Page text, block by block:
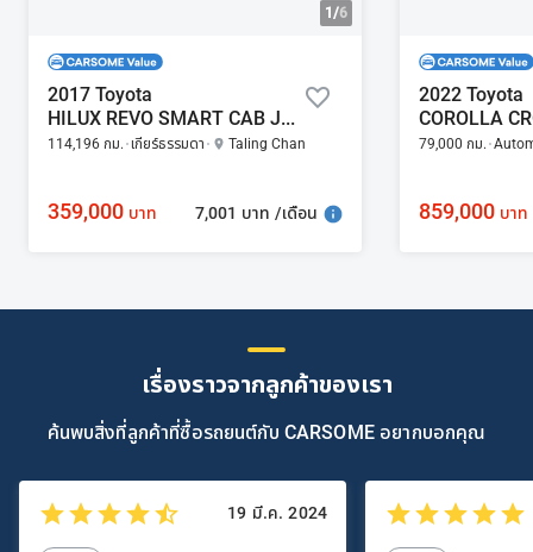
1/6
2017 Toyota
HILUX REVO SMART CAB J PLUS 2.4
114,196 กม. เกียร์ธรรมดา Taling Chan
359,000 บาท 7,001 บาท /เดือน
2022 Toyota
79,000 กม.
859,000 บาท
เรื่องราวจากลูกค้าของเรา
ค้นพบสิ่งที่ลูกค้าที่ซื้อรถยนต์กับ CARSOME อยากบอกคุณ
19 มี.ค. 2024